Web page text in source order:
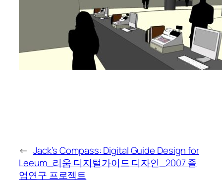
← Jack’s Compass: Digital Guide Design for
Leeum_리움 디지털가이드 디자인_2007 졸
업연구 프로젝트